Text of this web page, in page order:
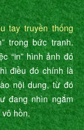
tay truyền thống
trong bức tranh.
“in” hình ảnh đó
điều đó chính là
nội dung, từ đó
đang nhìn ngắm
hồn.